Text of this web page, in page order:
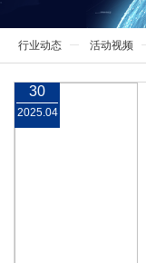
行业动态 活动视频
30
2025.04